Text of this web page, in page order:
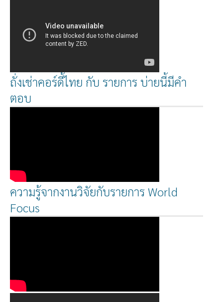
ถั่งเช่าคอร์ดี้ไทย กับ รายการ บ่ายนี้มีคำ
ตอบ
ความรู้จากงานวิจัยกับรายการ World
Focus